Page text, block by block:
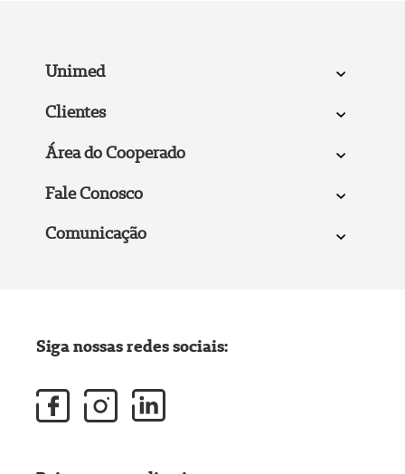
Unimed
Clientes
Área do Cooperado
Fale Conosco
Comunicação
Siga nossas redes sociais: